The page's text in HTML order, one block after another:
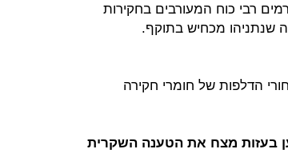
בראיון ל"עובדה" בפברואר 2018 כי גורמים רבי כוח המעורבים בחקירות
שנתניהו מכחיש בתוקף.
הדלפות של חומרי חקירה
בעזות מצח את הטענה השקרית